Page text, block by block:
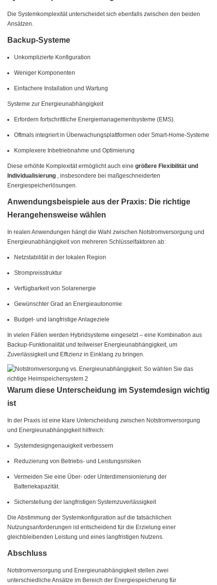
Die Systemkomplexität unterscheidet sich ebenfalls zwischen den beiden
Ansätzen.
Backup-Systeme
Unkomplizierte Konfiguration
Weniger Komponenten
Einfachere Installation und Wartung
Systeme zur Energieunabhängigkeit
Erfordern fortschrittliche Energiemanagementsysteme (EMS).
Oftmals integriert in Überwachungsplattformen oder Smart-Home-Systeme
Komplexere Inbetriebnahme und Optimierung
Diese erhöhte Komplexität ermöglicht auch eine größere Flexibilität und
Individualisierung , insbesondere bei maßgeschneiderten
Energiespeicherlösungen.
Anwendungsbeispiele aus der Praxis: Die richtige
Herangehensweise wählen
In realen Anwendungen hängt die Wahl zwischen Notstromversorgung und
Energieunabhängigkeit von mehreren Schlüsselfaktoren ab:
Netzstabilität in der lokalen Region
Strompreisstruktur
Verfügbarkeit von Solarenergie
Gewünschter Grad an Energieautonomie
Budget- und langfristige Anlageziele
In vielen Fällen werden Hybridsysteme eingesetzt – eine Kombination aus
Backup-Funktionalität und teilweiser Energieunabhängigkeit, um
Zuverlässigkeit und Effizienz in Einklang zu bringen.
Warum diese Unterscheidung im Systemdesign wichtig
ist
In der Praxis ist eine klare Unterscheidung zwischen Notstromversorgung
und Energieunabhängigkeit hilfreich:
Systemdesigngenauigkeit verbessern
Reduzierung von Betriebs- und Leistungsrisiken
Vermeiden Sie eine Über- oder Unterdimensionierung der
Batteriekapazität.
Sicherstellung der langfristigen Systemzuverlässigkeit
Die Abstimmung der Systemkonfiguration auf die tatsächlichen
Nutzungsanforderungen ist entscheidend für die Erzielung einer
gleichbleibenden Leistung und eines langfristigen Nutzens.
Abschluss
Notstromversorgung und Energieunabhängigkeit stellen zwei
unterschiedliche Ansätze im Bereich der Energiespeicherung für